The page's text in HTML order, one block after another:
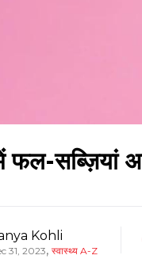
फल-सब्ज़ियां
Kohli
31, 2023, स्वास्थ्य A-Z